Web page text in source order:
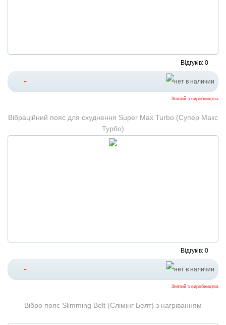
Відгуків: 0
-
Знятий з виробництва
Вібраційний пояс для схуднення Super Max Turbo (Супер Макс
Турбо)
Відгуків: 0
-
Знятий з виробництва
Вібро пояс Slimming Belt (Слімінг Белт) з нагріванням